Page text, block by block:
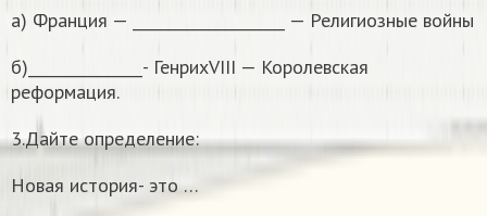
а) Франция — ____________________ — Религиозные войны
б)_______________- ГенрихVIII — Королевская
реформация.
3.Дайте определение:
Новая история- это …